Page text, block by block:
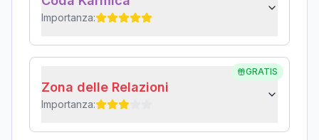
Importanza:
GRATIS
Zona delle Relazioni
Importanza: